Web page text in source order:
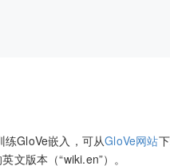
练GloVe嵌入，可从GloVe网站
文版本（“wiki.en”）。